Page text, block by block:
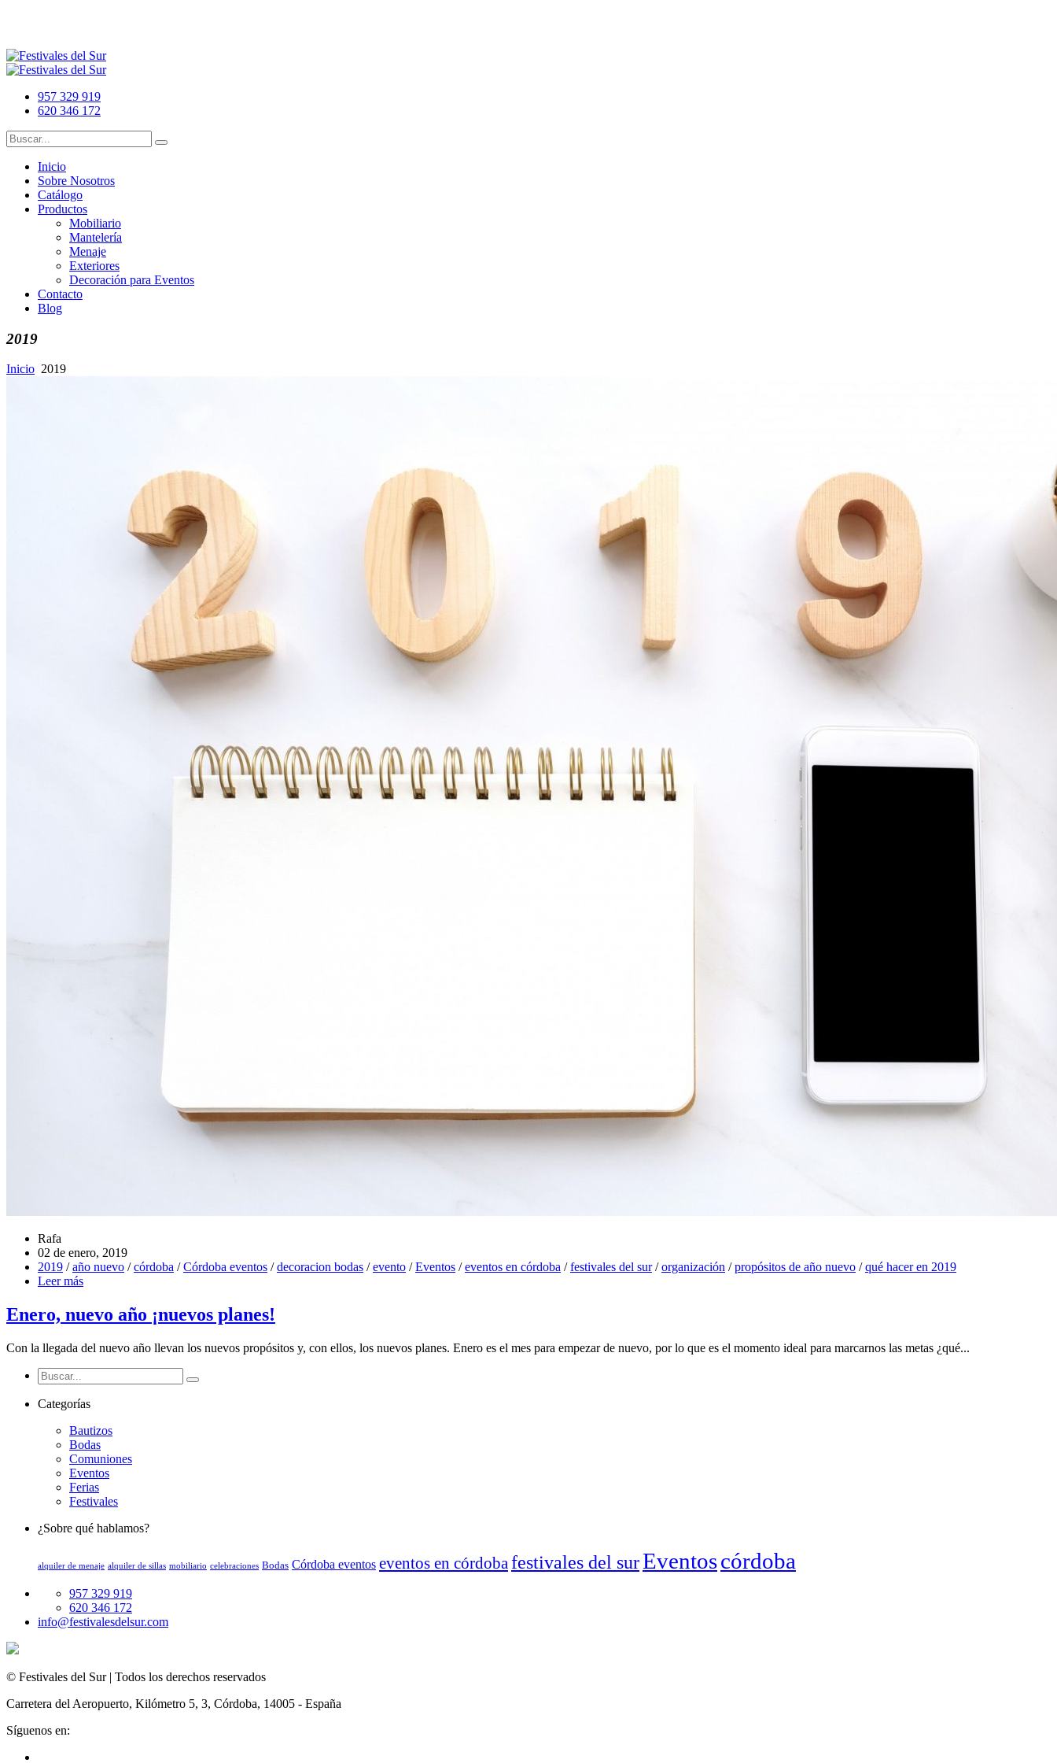
957 329 919
620 346 172
Inicio
Sobre Nosotros
Catálogo
Productos
Mobiliario
Mantelería
Menaje
Exteriores
Decoración para Eventos
Contacto
Blog
2019
Inicio 2019
Rafa
02 de enero, 2019
2019 /año nuevo /córdoba /Córdoba eventos /decoracion bodas /evento /Eventos /eventos en córdoba /festivales del sur/organización /propósitos de año nuevo /qué hacer en 2019
Leer más
Enero, nuevo año ¡nuevos planes!
Con la llegada del nuevo año llevan los nuevos propósitos y, con ellos, los nuevos planes. Enero es el mes para empezar de nuevo, por lo que es el momento ideal para marcarnos las metas ¿qué...
Categorías
Bautizos
Bodas
Comuniones
Eventos
Ferias
Festivales
¿Sobre qué hablamos?
alquiler de menaje alquiler de sillas mobiliario celebraciones Bodas Córdoba eventos eventos en córdobafestivales del surEventoscórdoba
957 329 919
620 346 172
info@festivalesdelsur.com
© Festivales del Sur | Todos los derechos reservados
Carretera del Aeropuerto, Kilómetro 5, 3, Córdoba, 14005 - España
Síguenos en: